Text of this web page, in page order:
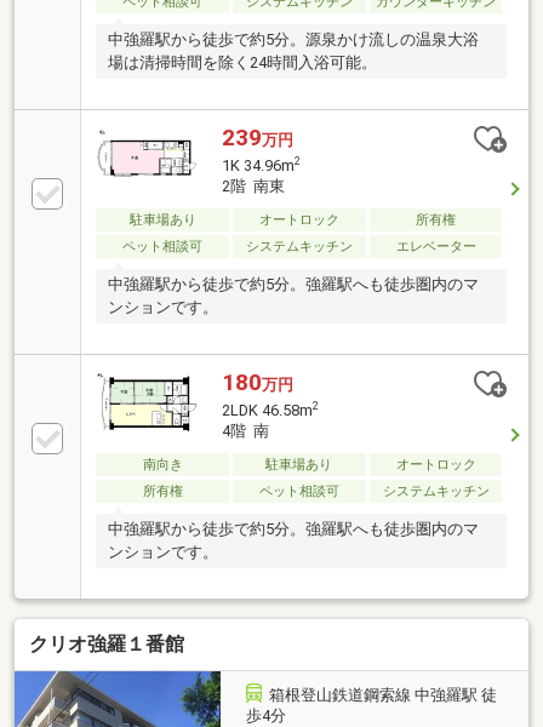
中強羅駅から徒歩で約5分。源泉かけ流しの温泉大浴
場は清掃時間を除く24時間入浴可能。
239万円
1K 34.96m2
2階 南東
駐車場あり オートロック
所有権
ペット相談可
システムキッチン エレベーター
中強羅駅から徒歩で約5分。強羅駅へも徒歩圏内のマ
ンションです。
180万円
2LDK 46.58m2
4階 南
南向き 駐車場あり
オートロック
所有権
ペット相談可 システムキッチン
中強羅駅から徒歩で約5分。強羅駅へも徒歩圏内のマ
ンションです。
クリオ強羅１番館
箱根登山鉄道鋼索線 中強羅駅 徒
歩4分